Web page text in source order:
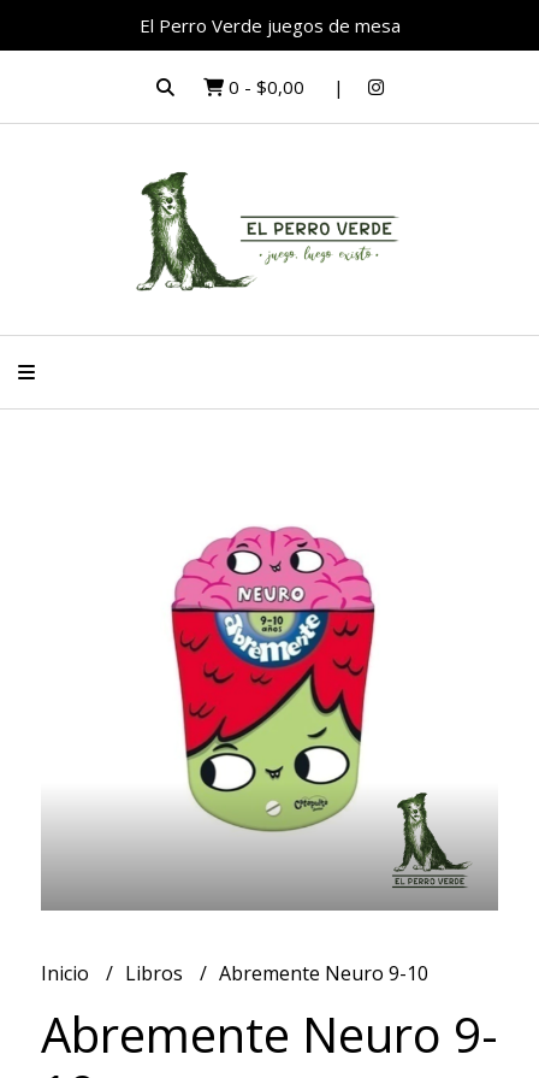
El Perro Verde juegos de mesa
0 - $0,00
Inicio Libros Abremente Neuro 9-10
Abremente Neuro 9-